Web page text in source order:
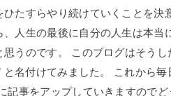
たすらやり続けていくことを決
人生の最後に自分の人生は本当
うのです。 このブログはそうし
と名付けてみました。 これから毎
記事をアップしていきますのでど